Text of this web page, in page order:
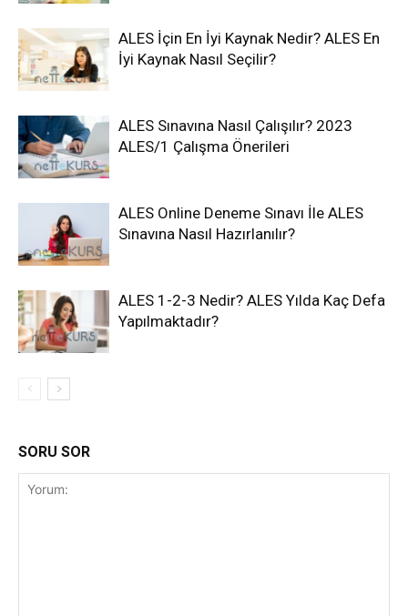
ALES İçin En İyi Kaynak Nedir? ALES En
İyi Kaynak Nasıl Seçilir?
ALES Sınavına Nasıl Çalışılır? 2023
ALES/1 Çalışma Önerileri
ALES Online Deneme Sınavı İle ALES
Sınavına Nasıl Hazırlanılır?
ALES 1-2-3 Nedir? ALES Yılda Kaç Defa
Yapılmaktadır?
SORU SOR